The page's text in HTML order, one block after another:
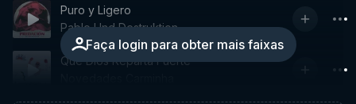
Faça login para obter mais faixas
Puro y Ligero
Pablo Und Destruktion
Que Dios Reparta Fuerte